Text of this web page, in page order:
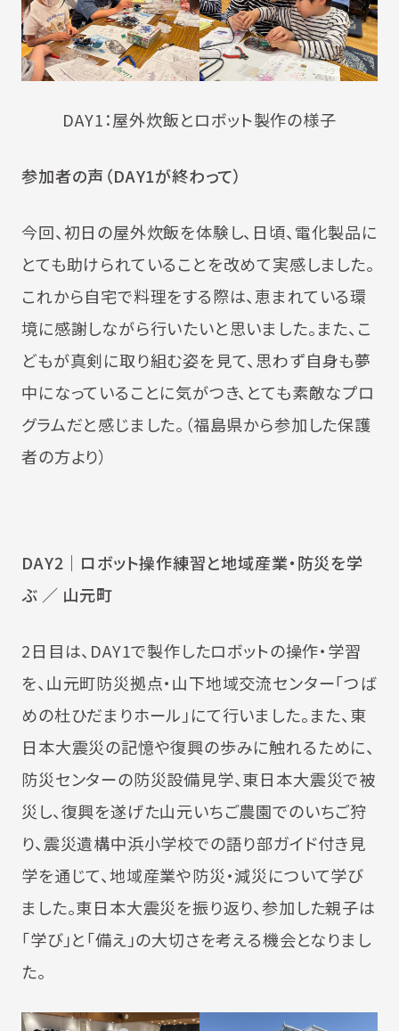
DAY1：屋外炊飯とロボット製作の様子
参加者の声（DAY1が終わって）
今回、初日の屋外炊飯を体験し、日頃、電化製品に
とても助けられていることを改めて実感しました。
これから自宅で料理をする際は、恵まれている環
境に感謝しながら行いたいと思いました。また、こ
どもが真剣に取り組む姿を見て、思わず自身も夢
中になっていることに気がつき、とても素敵なプロ
グラムだと感じました。（福島県から参加した保護
者の方より）
DAY2 ｜ロボット操作練習と地域産業・防災を学
ぶ ／ 山元町
2日目は、DAY1で製作したロボットの操作・学習
を、山元町防災拠点・山下地域交流センター「つば
めの杜ひだまりホール」にて行いました。また、東
日本大震災の記憶や復興の歩みに触れるために、
防災センターの防災設備見学、東日本大震災で被
災し、復興を遂げた山元いちご農園でのいちご狩
り、震災遺構中浜小学校での語り部ガイド付き見
学を通じて、地域産業や防災・減災について学び
ました。東日本大震災を振り返り、参加した親子は
「学び」と「備え」の大切さを考える機会となりまし
た。